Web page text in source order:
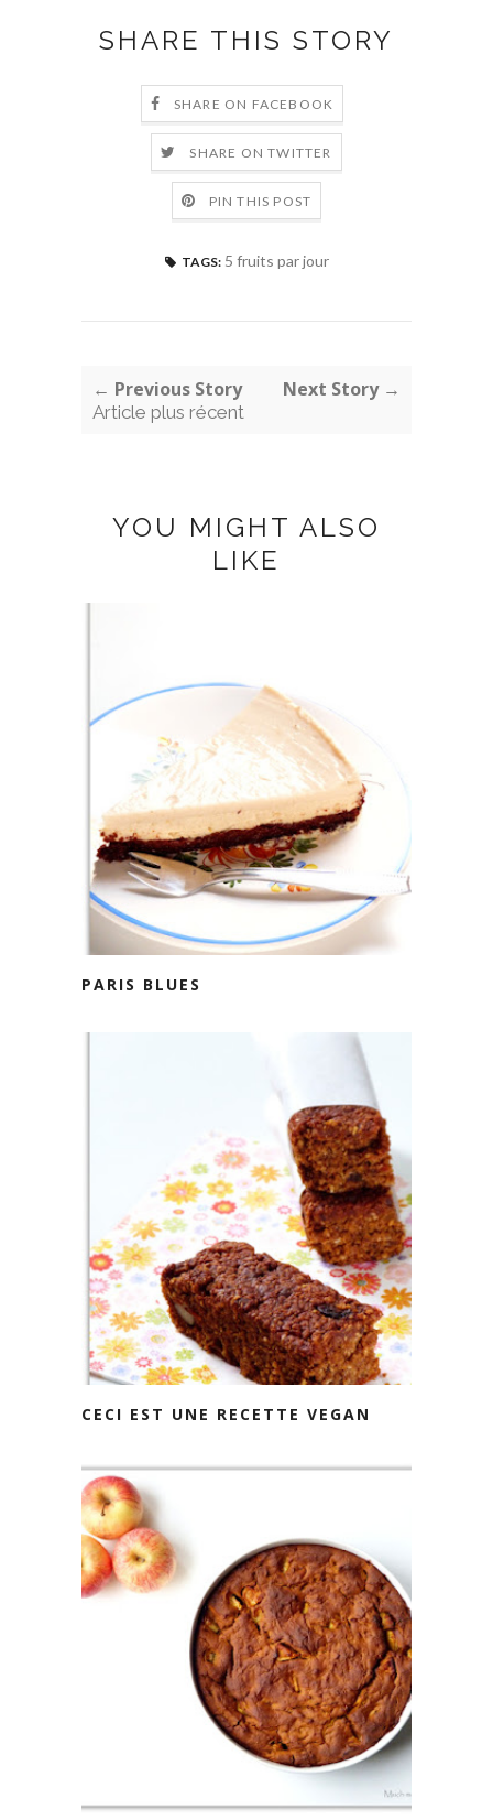
SHARE THIS STORY
SHARE ON FACEBOOK
SHARE ON TWITTER
PIN THIS POST
TAGS: 5 fruits par jour
← Previous Story
Article plus récent
Next Story →
YOU MIGHT ALSO
LIKE
PARIS BLUES
CECI EST UNE RECETTE VEGAN